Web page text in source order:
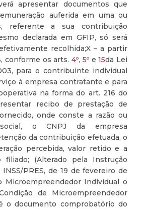
apresentar documentos que
auferida em uma ou
referente a sua contribuição
declarada em GFIP, só será
recolhida;X – a partir
conforme os arts.4º, 5ºe15da Lei
para o contribuinte individual
à empresa contratante e para
na forma do art. 216 do
recibo de prestação de
onde conste a razão ou
social, o CNPJ da empresa
da contribuição efetuada, o
percebida, valor retido e a
filiado; (Alterado pela Instrução
PRES, de 19 de fevereiro de
Microempreendedor Individual o
de Microempreendedor
o documento comprobatório do